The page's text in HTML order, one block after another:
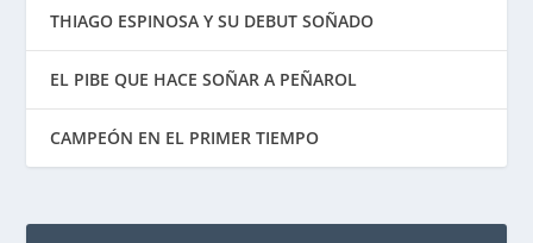
THIAGO ESPINOSA Y SU DEBUT SOÑADO
EL PIBE QUE HACE SOÑAR A PEÑAROL
CAMPEÓN EN EL PRIMER TIEMPO